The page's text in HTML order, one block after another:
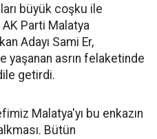
büyük coşku ile
AK Parti Malatya
Adayı Sami Er,
yaşanan asrın felaketinde
getirdi.
Malatya'yı bu enkazın
Bütün